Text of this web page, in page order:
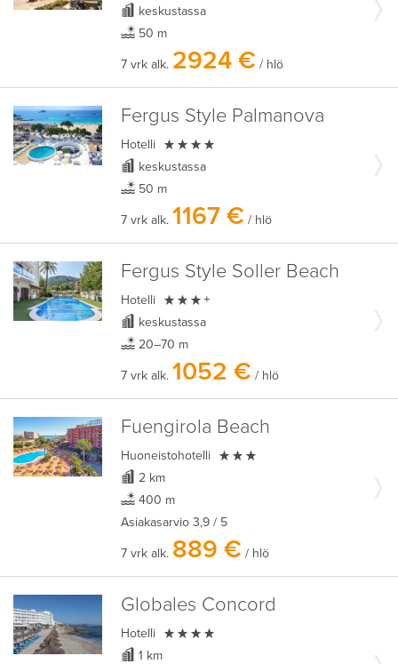
keskustassa
50 m
7 vrk alk. 2924 € / hlö
Fergus Style Palmanova
Hotelli 
keskustassa
50 m
7 vrk alk. 1167 € / hlö
Fergus Style Soller Beach
Hotelli  +
keskustassa
20–70 m
7 vrk alk. 1052 € / hlö
Fuengirola Beach
Huoneistohotelli 
2 km
400 m
Asiakasarvio 3,9 / 5
7 vrk alk. 889 € / hlö
Globales Concord
Hotelli 
1 km